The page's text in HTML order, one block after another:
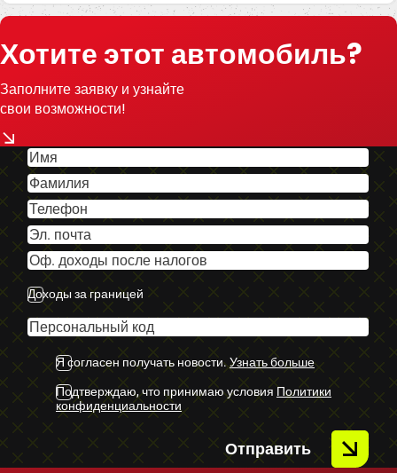
-Klimata kontrole.
-Multifunkcionāla stūre.
-Automātiskās gaismas.
-Priekšējie un aizmugurējie
-Vieglmetāla diski.
-Sēdvietu skaits 7.
-Autohold funcija.
-U.C. ekstras.
Хотите этот автомобиль?
Заполните заявку и узнайте
свои возможности!
Доходы за границей
Я согласен получать новости. Узнать больше
Подтверждаю, что принимаю условия Политики
конфиденциальности
Отправить